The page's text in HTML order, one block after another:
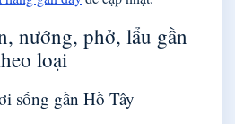
nướng, phở, lẩu gần
loại
sống gần Hồ Tây